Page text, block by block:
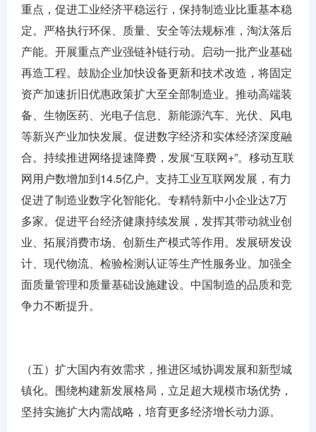
重点，促进工业经济平稳运行，保持制造业比重基本稳
定。严格执行环保、质量、安全等法规标准，淘汰落后
产能。开展重点产业强链补链行动。启动一批产业基础
再造工程。鼓励企业加快设备更新和技术改造，将固定
资产加速折旧优惠政策扩大至全部制造业。推动高端装
备、生物医药、光电子信息、新能源汽车、光伏、风电
等新兴产业加快发展。促进数字经济和实体经济深度融
合。持续推进网络提速降费，发展“互联网+”。移动互联
网用户数增加到14.5亿户。支持工业互联网发展，有力
促进了制造业数字化智能化。专精特新中小企业达7万
多家。促进平台经济健康持续发展，发挥其带动就业创
业、拓展消费市场、创新生产模式等作用。发展研发设
计、现代物流、检验检测认证等生产性服务业。加强全
面质量管理和质量基础设施建设。中国制造的品质和竞
争力不断提升。
（五）扩大国内有效需求，推进区域协调发展和新型城
镇化。围绕构建新发展格局，立足超大规模市场优势，
坚持实施扩大内需战略，培育更多经济增长动力源。